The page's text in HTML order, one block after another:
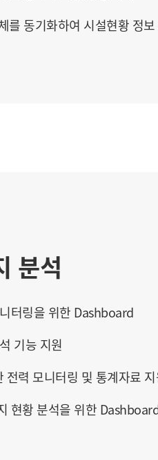
를 동기화하여 시설현황 정보
분석
터링을 위한 Dashboard
기능 지원
전력 모니터링 및 통계자료
현황 분석을 위한